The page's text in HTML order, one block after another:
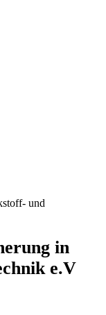
und
in
e.V